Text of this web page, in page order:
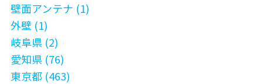
壁面アンテナ (1)
外壁 (1)
岐阜県 (2)
愛知県 (76)
東京都 (463)